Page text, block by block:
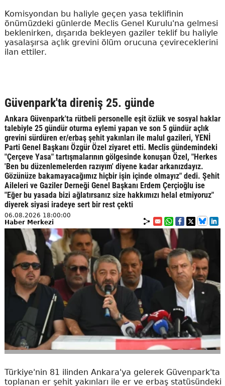
Komisyondan bu haliyle geçen yasa teklifinin
önümüzdeki günlerde Meclis Genel Kurulu'na gelmesi
beklenirken, dışarıda bekleyen gaziler teklif bu haliyle
yasalaşırsa açlık grevini ölüm orucuna çevireceklerini
ilan ettiler.
Güvenpark'ta direniş 25. günde
Ankara Güvenpark'ta rütbeli personelle eşit özlük ve sosyal haklar
talebiyle 25 gündür oturma eylemi yapan ve son 5 gündür açlık
grevini sürdüren er/erbaş şehit yakınları ile malul gazileri, YENİ
Parti Genel Başkanı Özgür Özel ziyaret etti. Meclis gündemindeki
"Çerçeve Yasa" tartışmalarının gölgesinde konuşan Özel, "Herkes
'Ben bu düzenlemelerden razıyım' diyene kadar arkanızdayız.
Gözünüze bakamayacağımız hiçbir işin içinde olmayız" dedi. Şehit
Aileleri ve Gaziler Derneği Genel Başkanı Erdem Çerçioğlu ise
"Eğer bu yasada bizi ağlatırsanız size hakkımızı helal etmiyoruz"
diyerek siyasi iradeye sert bir rest çekti
06.08.2026 18:00:00
Haber Merkezi
Türkiye'nin 81 ilinden Ankara'ya gelerek Güvenpark'ta
toplanan er şehit yakınları ile er ve erbaş statüsündeki